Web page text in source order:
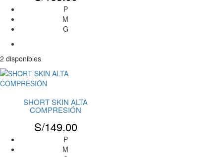
P
M
G
2 disponibles
SHORT SKIN ALTA
COMPRESIÓN
S/149.00
P
M